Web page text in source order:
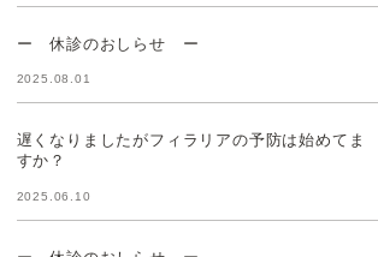
ー 休診のおしらせ ー
2025.08.01
遅くなりましたがフィラリアの予防は始めてま
すか？
2025.06.10